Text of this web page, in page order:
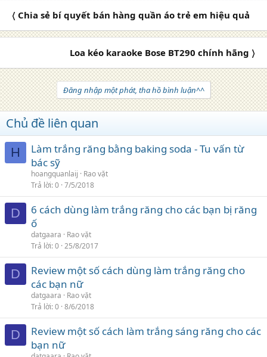
〈 Chia sẻ bí quyết bán hàng quần áo trẻ em hiệu quả
Loa kéo karaoke Bose BT290 chính hãng 〉
Đăng nhập một phát, tha hồ bình luận^^
Chủ đề liên quan
H
Làm trắng răng bằng baking soda - Tu vấn từ
bác sỹ
hoangquanlaij
Rao vặt
Trả lời 0 7/5/2018
D
6 cách dùng làm trắng răng cho các bạn bị răng
ố
datgaara
Rao vặt
Trả lời 0 25/8/2017
D
Review một số cách dùng làm trắng răng cho
các bạn nữ
datgaara
Rao vặt
Trả lời 0 8/6/2018
D
Review một số cách làm trắng sáng răng cho các
bạn nữ